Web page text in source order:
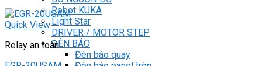
Robot KUKA
Light Star
DRIVER / MOTOR STEP
ĐÈN BÁO
Đèn báo quay
Quick View
Relay an toàn